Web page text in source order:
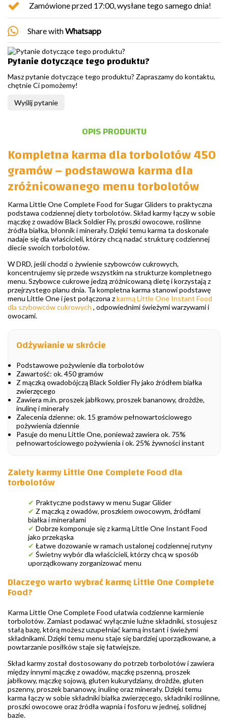
Zamówione przed 17:00, wysłane tego samego dnia!
Share withWhatsapp
Pytanie dotyczące tego produktu?
Masz pytanie dotyczące tego produktu? Zapraszamy do kontaktu,
chętnie Ci pomożemy!
Wyślij pytanie
OPIS PRODUKTU
Kompletna karma dla torbolotów 450
gramów – podstawowa karma dla
zróżnicowanego menu torbolotów
Karma Little One Complete Food for Sugar Gliders to praktyczna
podstawa codziennej diety torbolotów. Skład karmy łączy w sobie
mączkę z owadów Black Soldier Fly, proszki owocowe, roślinne
źródła białka, błonnik i minerały. Dzięki temu karma ta doskonale
nadaje się dla właścicieli, którzy chcą nadać strukturę codziennej
diecie swoich torbolotów.
W DRD, jeśli chodzi o żywienie szybowców cukrowych,
koncentrujemy się przede wszystkim na strukturze kompletnego
menu. Szybowce cukrowe jedzą zróżnicowaną dietę i korzystają z
przejrzystego planu dnia. Ta kompletna karma stanowi podstawę
menu Little One i jest połączona zkarmą Little One Instant Food
dla szybowców cukrowych , odpowiednimi świeżymi warzywami i
owocami.
Odżywianie w skrócie
Podstawowe pożywienie dla torbolotów
Zawartość: ok. 450 gramów
Z mączką owadobójczą Black Soldier Fly jako źródłem białka
zwierzęcego
Zawiera m.in. proszek jabłkowy, proszek bananowy, drożdże,
inulinę i minerały
Zalecenia dzienne: ok. 15 gramów pełnowartościowego
pożywienia dziennie
Pasuje do menu Little One, ponieważ zawiera ok. 75%
pełnowartościowego pożywienia i ok. 25% żywności instant
Zalety karmy Little One Complete Food dla
torbolotów
✔ Praktyczne podstawy w menu Sugar Glider
✔ Z mączką z owadów, proszkiem owocowym, źródłami
białka i minerałami
✔ Dobrze komponuje się z karmą Little One Instant Food
jako przekąska
✔ Łatwe dozowanie w ramach ustalonej codziennej rutyny
✔ Świetny wybór dla właścicieli, którzy chcą w sposób
uporządkowany zorganizować menu
Dlaczego warto wybrać karmę Little One Complete
Food?
Karma Little One Complete Food ułatwia codzienne karmienie
torbolotów. Zamiast podawać wyłącznie luźne składniki, stosujesz
stałą bazę, którą możesz uzupełniać karmą instant i świeżymi
składnikami. Dzięki temu menu staje się bardziej uporządkowane, a
powtarzanie posiłków staje się łatwiejsze.
Skład karmy został dostosowany do potrzeb torbolotów i zawiera
między innymi mączkę z owadów, mączkę pszenną, proszek
jabłkowy, mączkę sojową, gluten kukurydziany, drożdże, gluten
pszenny, proszek bananowy, inulinę oraz minerały. Dzięki temu
karma łączy w sobie składniki białka zwierzęcego, składniki roślinne,
proszki owocowe oraz źródła wapnia i fosforu w jednej, solidnej
bazie.